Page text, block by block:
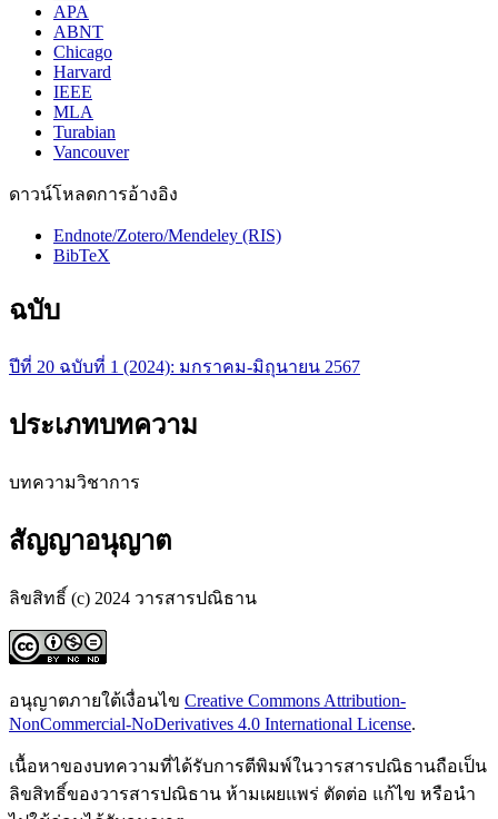
APA
ABNT
Chicago
Harvard
IEEE
MLA
Turabian
Vancouver
ดาวน์โหลดการอ้างอิง
Endnote/Zotero/Mendeley (RIS)
BibTeX
ฉบับ
ปีที่ 20 ฉบับที่ 1 (2024): มกราคม-มิถุนายน 2567
ประเภทบทความ
บทความวิชาการ
สัญญาอนุญาต
ลิขสิทธิ์ (c) 2024 วารสารปณิธาน
อนุญาตภายใต้เงื่อนไข Creative Commons Attribution-
NonCommercial-NoDerivatives 4.0 International License.
เนื้อหาของบทความที่ได้รับการตีพิมพ์ในวารสารปณิธานถือเป็น
ลิขสิทธิ์ของวารสารปณิธาน ห้ามเผยแพร่ ตัดต่อ แก้ไข หรือนำ